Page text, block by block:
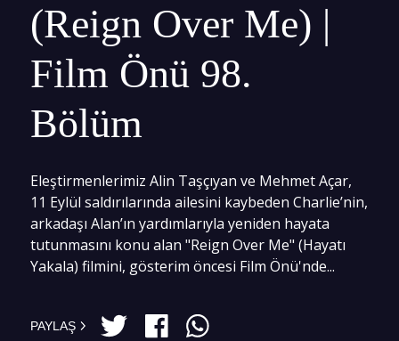
(Reign Over Me) |
Film Önü 98.
Bölüm
Eleştirmenlerimiz Alin Taşçıyan ve Mehmet Açar,
11 Eylül saldırılarında ailesini kaybeden Charlie’nin,
arkadaşı Alan’ın yardımlarıyla yeniden hayata
tutunmasını konu alan "Reign Over Me" (Hayatı
Yakala) filmini, gösterim öncesi Film Önü'nde...
PAYLAŞ